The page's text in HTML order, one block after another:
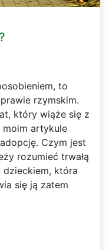
to
rzymskim.
który wiąże się z
moim artykule
Czym jest
rozumieć trwałą
która
się ją zatem